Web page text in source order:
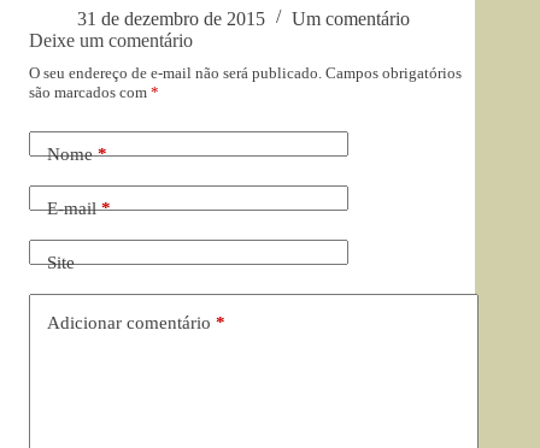
31 de dezembro de 2015
Um comentário
Deixe um comentário
O seu endereço de e-mail não será publicado. Campos obrigatórios
são marcados com *
Nome*
E-mail*
Site
Adicionar comentário *